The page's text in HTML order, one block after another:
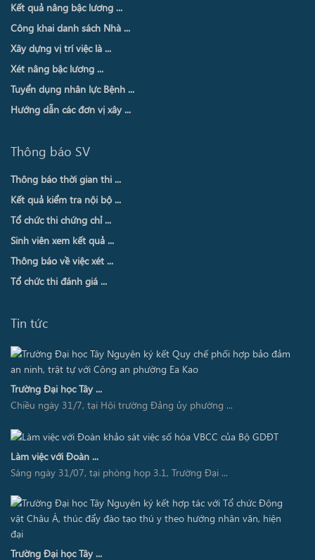
Kết quả nâng bậc lương ...
Công khai danh sách Nhà ...
Xây dựng vị trí việc là ...
Xét nâng bậc lương ...
Tuyển dụng nhân lực Bệnh ...
Hướng dẫn các đơn vị xây ...
Thông báo SV
Thông báo thời gian thi ...
Kết quả kiểm tra nội bộ ...
Tổ chức thi chứng chỉ ...
Sinh viên xem kết quả ...
Thông báo về việc xét ...
Tổ chức thi đánh giá ...
Tin tức
Trường Đại học Tây ...
Chiều ngày 31/7, tại Hội trường Đảng ủy phường ...
Làm việc với Đoàn ...
Sáng ngày 31/07, tại phòng họp 3.1, Trường Đại ...
Trường Đại học Tây ...